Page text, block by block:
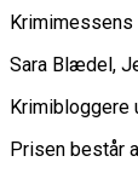
Sara Blædel,
Krimibloggere
Prisen består